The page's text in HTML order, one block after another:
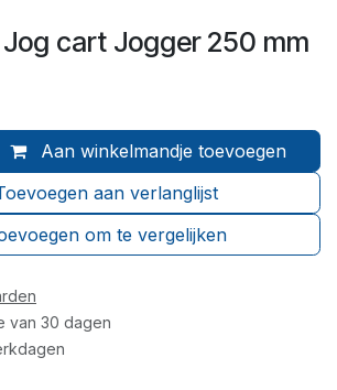
cart Jogger 250 mm
Aan winkelmandje toevoegen
om te vergelijken
aan verlanglijst
van 30 dagen